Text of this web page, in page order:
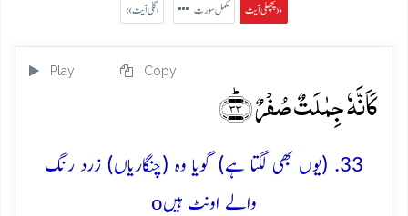
پچھلی آیت » مکمل سورت « اگلی آیت
Play Copy
کَاَنَّہٗ جِمٰلَتٌ صُفۡرٌ ﴿ؕ۳۳﴾
33. (یوں بھی لگتا ہے) گویا وہ (چنگاریاں) زرد رنگ
والے اونٹ ہیںo